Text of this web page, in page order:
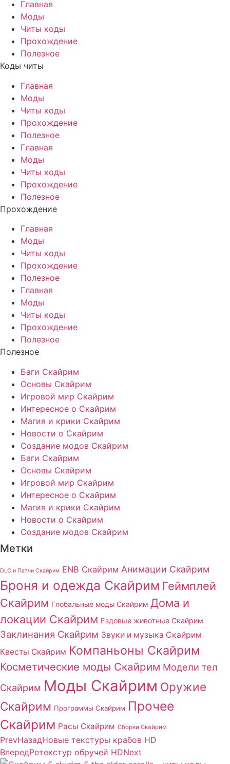
Главная
Моды
Читы коды
Прохождение
Полезное
Коды читы
Главная
Моды
Читы коды
Прохождение
Полезное
Главная
Моды
Читы коды
Прохождение
Полезное
Прохождение
Главная
Моды
Читы коды
Прохождение
Полезное
Главная
Моды
Читы коды
Прохождение
Полезное
Полезное
Баги Скайрим
Основы Скайрим
Игровой мир Скайрим
Интересное о Скайрим
Магия и крики Скайрим
Новости о Скайрим
Создание модов Скайрим
Баги Скайрим
Основы Скайрим
Игровой мир Скайрим
Интересное о Скайрим
Магия и крики Скайрим
Новости о Скайрим
Создание модов Скайрим
Метки
DLC и Патчи Скайрим ENB Скайрим Анимации Скайрим
Броня и одежда Скайрим Геймплей
Скайрим Глобальные моды Скайрим Дома и
локации Скайрим Ездовые животные Скайрим
Заклинания Скайрим Звуки и музыка Скайрим
Квесты Скайрим Компаньоны Скайрим
Косметические моды Скайрим Модели тел
Скайрим Моды Скайрим Оружие
Скайрим Программы Скайрим Прочее
Скайрим Расы Скайрим Сборки Скайрим
PrevНазадНовые текстуры крабов HD
ВпередРетекстур обручей HDNext